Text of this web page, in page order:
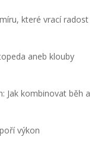
které vrací radost
aneb klouby
Jak kombinovat běh a
výkon